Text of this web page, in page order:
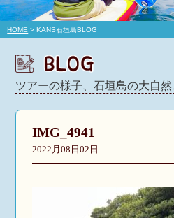
HOME > KANS石垣島BLOG
ツアーの様子、石垣島の大自
IMG_4941
2022月08日02日